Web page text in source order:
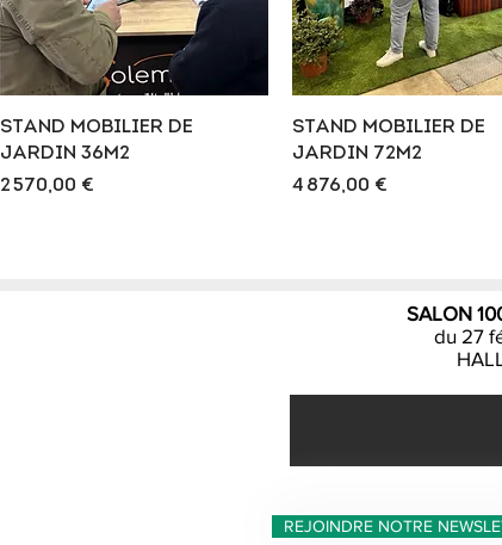
Aperçu rapide
STAND MOBILIER DE
JARDIN 36M2
Prix
2 570,00 €
Aperçu rapide
STAND MOBILIER DE
JARDIN 72M2
Prix
4 876,00 €
SALON
du 27
REJOINDRE NOTRE